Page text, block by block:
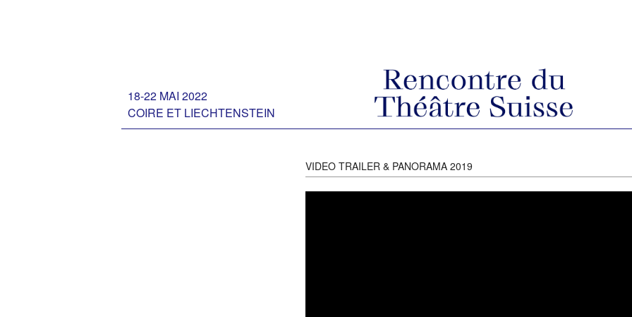
18-22 MAI 2022
COIRE ET LIECHTENSTEIN
VIDEO TRAILER & PANORAMA 2019